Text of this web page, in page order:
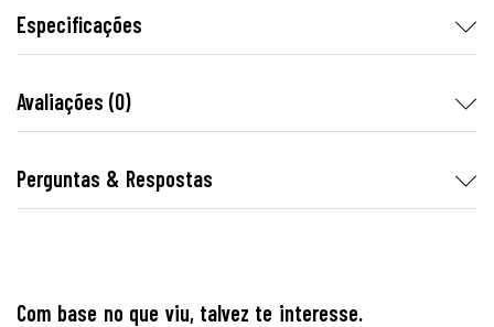
Especificações
Avaliações (0)
Perguntas & Respostas
Com base no que viu, talvez te interesse.